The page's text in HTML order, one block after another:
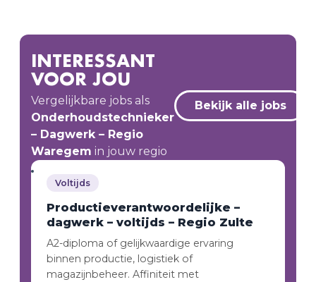
INTERESSANT
VOOR JOU
Vergelijkbare jobs als
Onderhoudstechnieker
– Dagwerk – Regio
Waregem in jouw regio
Bekijk alle jobs
Voltijds
Productieverantwoordelijke –
dagwerk – voltijds – Regio Zulte
A2-diploma of gelijkwaardige ervaring
binnen productie, logistiek of
magazijnbeheer. Affiniteit met